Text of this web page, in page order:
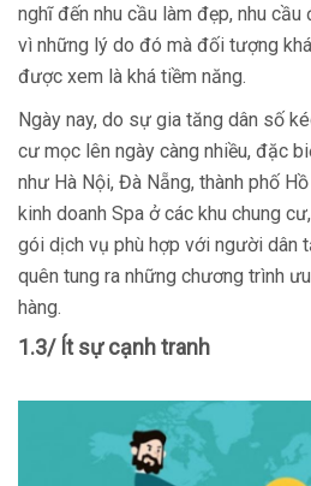
nghĩ đến nhu cầu làm đẹp, nhu cầu
vì những lý do đó mà đối tượng
được xem là khá tiềm năng.
Ngày nay, do sự gia tăng dân số
cư mọc lên ngày càng nhiều, đặc
như Hà Nội, Đà Nẵng, thành phố
kinh doanh Spa ở các khu chung
gói dịch vụ phù hợp với người dân
quên tung ra những chương trình
hàng.
1.3/ Ít sự cạnh tranh